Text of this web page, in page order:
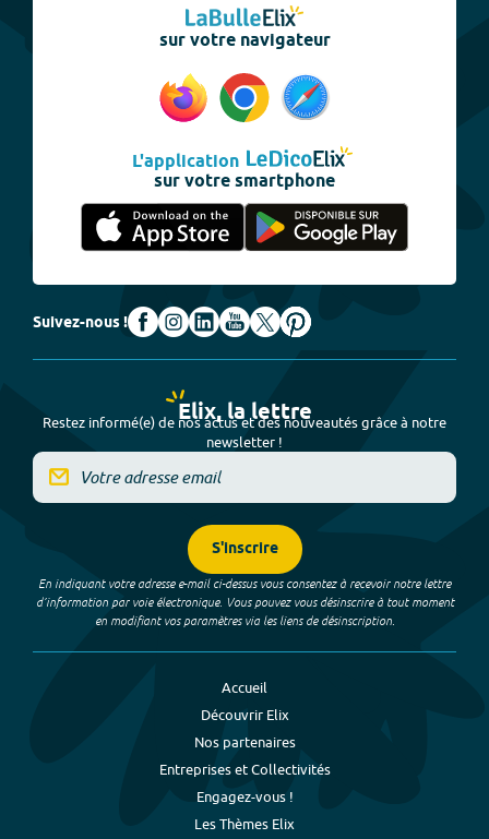
sur votre navigateur
L'application
sur votre smartphone
Suivez-nous !
Elix, la lettre
Restez informé(e) de nos actus et des nouveautés grâce à notre
newsletter !
S'inscrire
En indiquant votre adresse e-mail ci-dessus vous consentez à recevoir notre lettre
d’information par voie électronique. Vous pouvez vous désinscrire à tout moment
en modifiant vos paramètres via les liens de désinscription.
Accueil
Découvrir Elix
Nos partenaires
Entreprises et Collectivités
Engagez-vous !
Les Thèmes Elix